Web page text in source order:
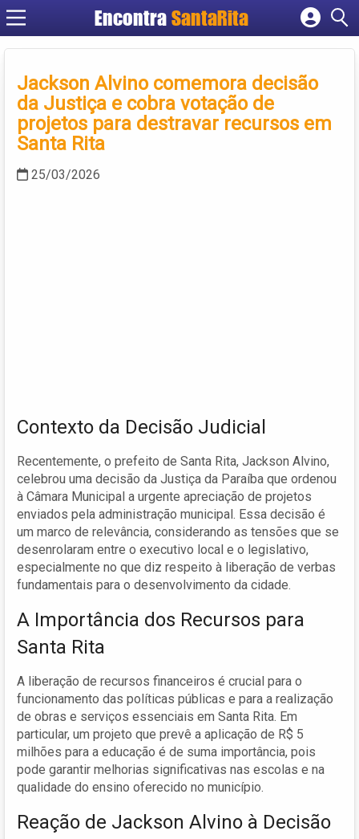
EncontraSantaRita
Cadastrar empresa
Criar conta
Jackson Alvino comemora decisão
da Justiça e cobra votação de
projetos para destravar recursos em
Santa Rita
25/03/2026
Contexto da Decisão Judicial
Recentemente, o prefeito de Santa Rita, Jackson Alvino,
celebrou uma decisão da Justiça da Paraíba que ordenou
à Câmara Municipal a urgente apreciação de projetos
enviados pela administração municipal. Essa decisão é
um marco de relevância, considerando as tensões que se
desenrolaram entre o executivo local e o legislativo,
especialmente no que diz respeito à liberação de verbas
fundamentais para o desenvolvimento da cidade.
A Importância dos Recursos para
Santa Rita
A liberação de recursos financeiros é crucial para o
funcionamento das políticas públicas e para a realização
de obras e serviços essenciais em Santa Rita. Em
particular, um projeto que prevê a aplicação de R$ 5
milhões para a educação é de suma importância, pois
pode garantir melhorias significativas nas escolas e na
qualidade do ensino oferecido no município.
Reação de Jackson Alvino à Decisão